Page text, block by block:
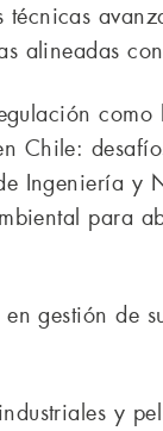
alineadas
Chile:
Ingeniería y
para
gestión de
y